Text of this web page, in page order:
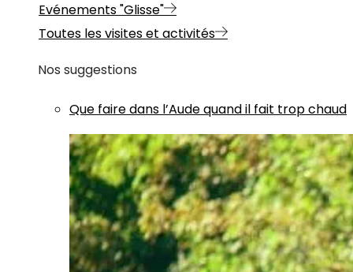
Evénements "Glisse"
Toutes les visites et activités
Nos suggestions
Que faire dans l’Aude quand il fait trop chaud